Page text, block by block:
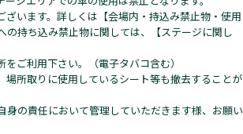
います。詳しくは【会場内・持込み禁止物・使用
持ち込み禁止物に関しては、【ステージに関し
ご利用下さい。（電子タバコ含む）
所取りに使用しているシート等も撤去することが
の責任において管理していただきます様、お願い